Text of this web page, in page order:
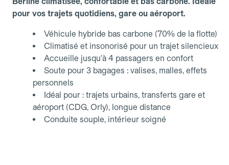
pour vos trajets quotidiens, gare ou aéroport.
Véhicule hybride bas carbone (70% de la flotte)
Climatisé et insonorisé pour un trajet silencieux
Accueille jusqu'à 4 passagers en confort
Soute pour 3 bagages : valises, malles, effets
personnels
Idéal pour : trajets urbains, transferts gare et
aéroport (CDG, Orly), longue distance
Conduite souple, intérieur soigné